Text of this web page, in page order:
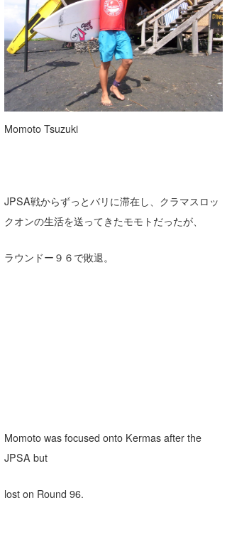
Momoto Tsuzuki
JPSA戦からずっとバリに滞在し、クラマスロッ
クオンの生活を送ってきたモモトだったが、
ラウンドー９６で敗退。
Momoto was focused onto Kermas after the
JPSA but
lost on Round 96.